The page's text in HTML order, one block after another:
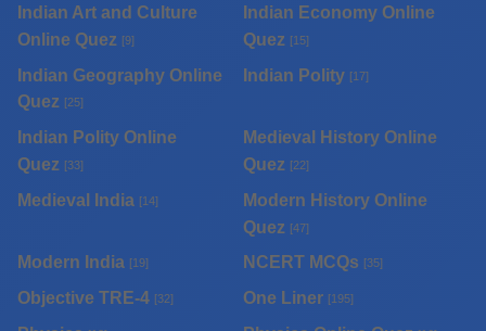
Indian Art and Culture
Online Quez [9]
Indian Economy Online
Quez [15]
Indian Geography Online
Quez [25]
Indian Polity [17]
Indian Polity Online
Quez [33]
Medieval History Online
Quez [22]
Medieval India [14]
Modern History Online
Quez [47]
Modern India [19] NCERT MCQs [35]
Objective TRE-4 [32] One Liner [195]